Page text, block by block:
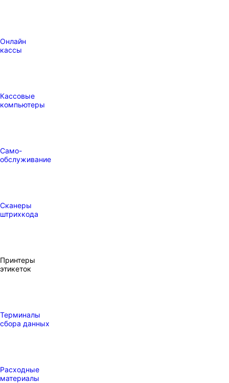
Онлайн
кассы
Кассовые
компьютеры
Само-
обслуживание
Сканеры
штрихкода
Принтеры
этикеток
Терминалы
сбора данных
Расходные
материалы